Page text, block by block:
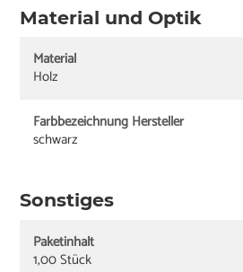
Material und Optik
Material
Holz
Farbbezeichnung Hersteller
schwarz
Sonstiges
Paketinhalt
1,00 Stück